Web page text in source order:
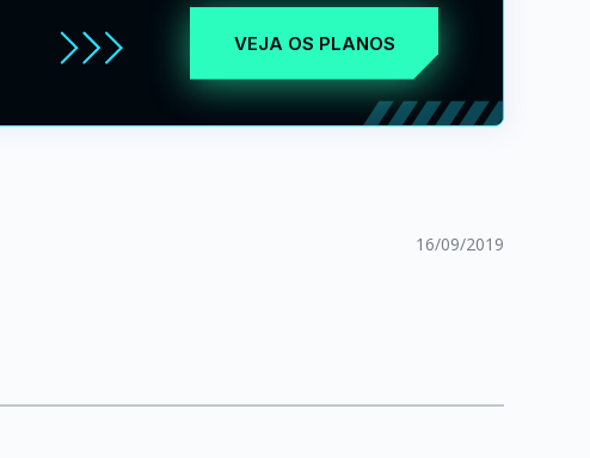
VEJA OS PLANOS
16/09/2019